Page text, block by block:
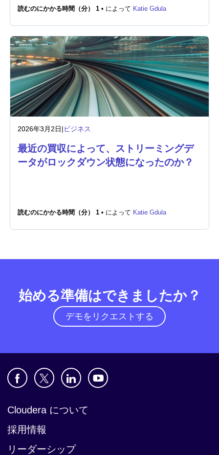
読むのにかかる時間（分） 1 • によって Katie Gdula
2026年3月2日|ビジネス
最近の買収によって、ストリーミングデ
ータがロックダウン状態になったのか？
読むのにかかる時間（分） 1 • によって Katie Gdula
始める準備はできましたか？
デモをリクエストする
Cloudera について
採用情報
リーダーシップ